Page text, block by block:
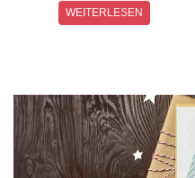
WEITERLESEN